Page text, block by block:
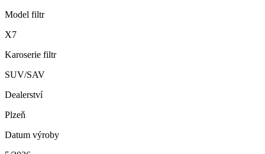
Model filtr
X7
Karoserie filtr
SUV/SAV
Dealerství
Plzeň
Datum výroby